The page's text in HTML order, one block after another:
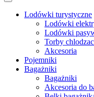
Lodówki turystyczne
Lodówki
Lodówki
Torby
Akcesoria
Pojemniki
Bagażniki
Bagażniki
Akcesoria do